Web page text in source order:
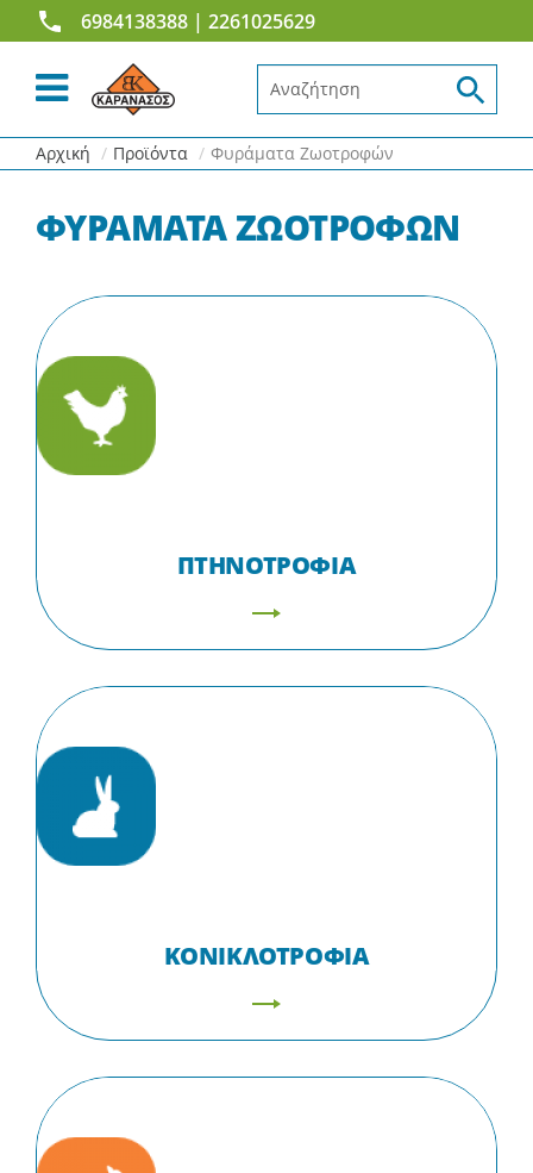
6984138388 | 2261025629
Αναζήτηση...
Αρχική Προϊόντα Φυράματα Ζωοτροφών
ΦΥΡΑΜΑΤΑ ΖΩΟΤΡΟΦΩΝ
ΠΤΗΝΟΤΡΟΦΙΑ
ΚΟΝΙΚΛΟΤΡΟΦΙΑ